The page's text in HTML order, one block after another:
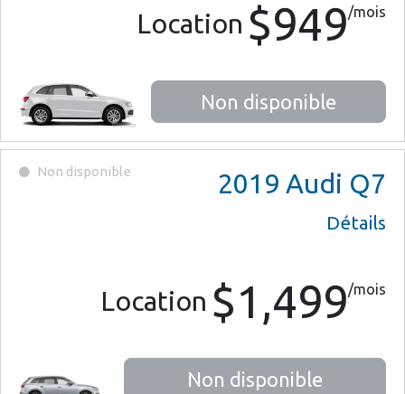
Location $949/mois
Non disponible
Non disponible 2019 Audi Q7
Détails
Location $1,499/mois
Non disponible